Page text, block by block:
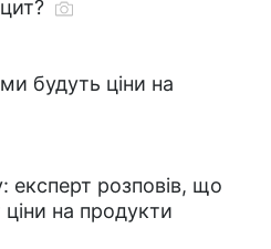
будуть ціни на
експерт розповів, що
на продукти